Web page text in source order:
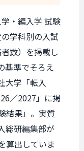
・編入学 試験
学科別の入試
数）を掲載し
基準でそろえ
大学「転入
／2027」に掲
結果」。実質
総研編集部が
算出していま